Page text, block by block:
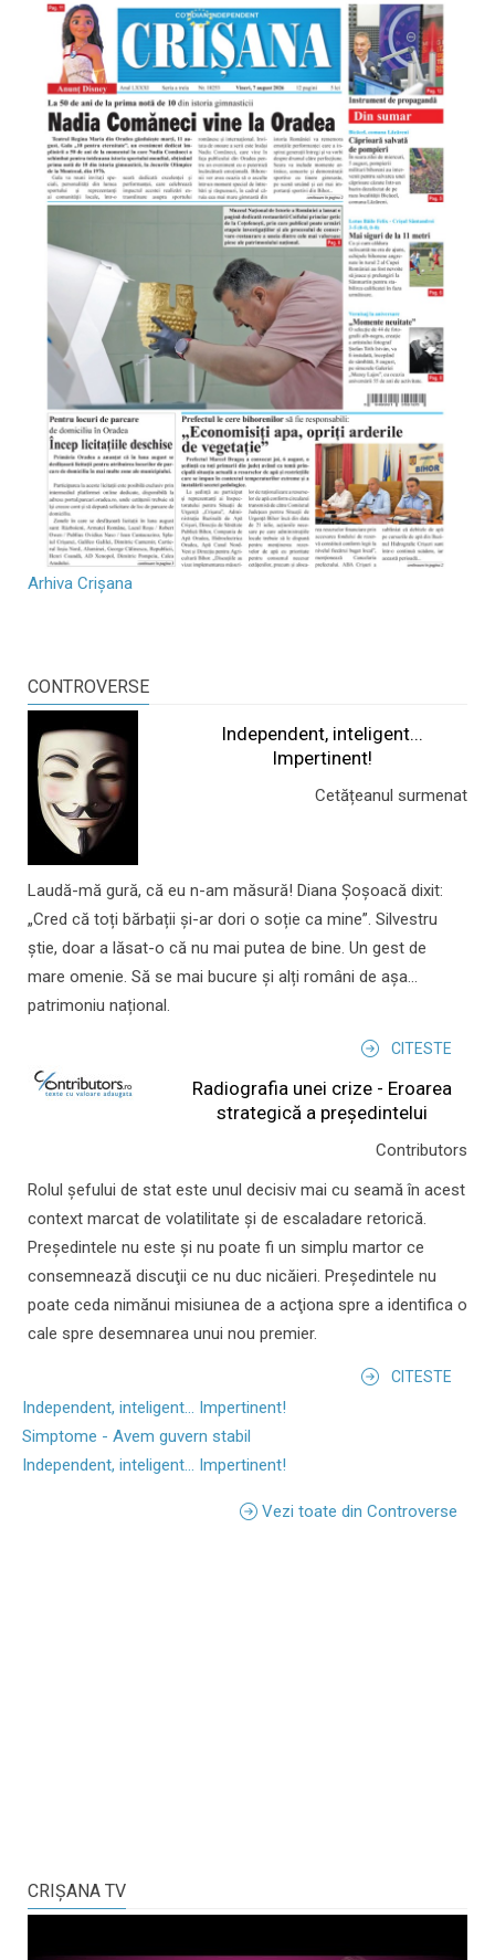
Arhiva Crișana
CONTROVERSE
Independent, inteligent...
Impertinent!
Cetățeanul surmenat
Laudă-mă gură, că eu n-am măsură! Diana Șoșoacă dixit:
„Cred că toți bărbații și-ar dori o soție ca mine”. Silvestru
știe, doar a lăsat-o că nu mai putea de bine. Un gest de
mare omenie. Să se mai bucure și alți români de așa...
patrimoniu național.
CITESTE
Radiografia unei crize - Eroarea
strategică a președintelui
Contributors
Rolul şefului de stat este unul decisiv mai cu seamă în acest
context marcat de volatilitate şi de escaladare retorică.
Preşedintele nu este şi nu poate fi un simplu martor ce
consemnează discuţii ce nu duc nicăieri. Preşedintele nu
poate ceda nimănui misiunea de a acţiona spre a identifica o
cale spre desemnarea unui nou premier.
CITESTE
Independent, inteligent... Impertinent!
Simptome - Avem guvern stabil
Independent, inteligent... Impertinent!
Vezi toate din Controverse
CRIŞANA TV